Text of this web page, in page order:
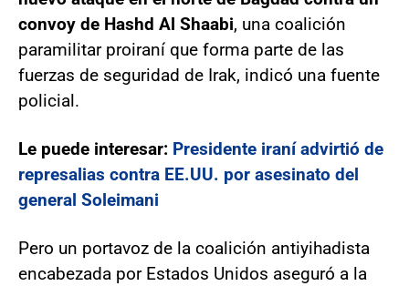
convoy de Hashd Al Shaabi, una coalición
paramilitar proiraní que forma parte de las
fuerzas de seguridad de Irak, indicó una fuente
policial.
Le puede interesar: Presidente iraní advirtió de
represalias contra EE.UU. por asesinato del
general Soleimani
Pero un portavoz de la coalición antiyihadista
encabezada por Estados Unidos aseguró a la